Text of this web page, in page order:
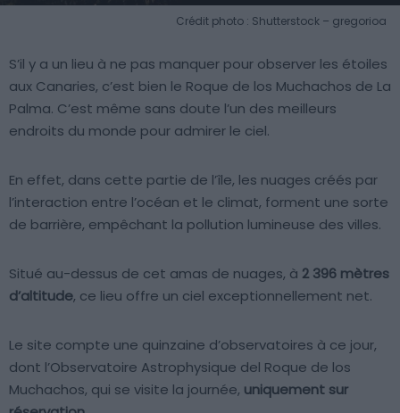
Crédit photo : Shutterstock – gregorioa
S’il y a un lieu à ne pas manquer pour observer les étoiles
aux Canaries, c’est bien le Roque de los Muchachos de La
Palma. C’est même sans doute l’un des meilleurs
endroits du monde pour admirer le ciel.
En effet, dans cette partie de l’île, les nuages créés par
l’interaction entre l’océan et le climat, forment une sorte
de barrière, empêchant la pollution lumineuse des villes.
Situé au-dessus de cet amas de nuages, à 2 396 mètres
d’altitude, ce lieu offre un ciel exceptionnellement net.
Le site compte une quinzaine d’observatoires à ce jour,
dont l’Observatoire Astrophysique del Roque de los
Muchachos, qui se visite la journée, uniquement sur